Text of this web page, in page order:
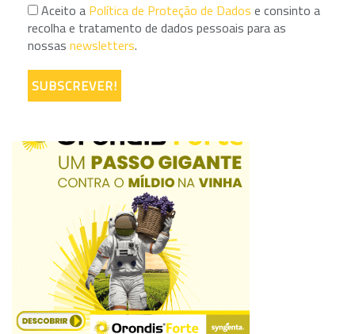
Aceito a Política de Proteção de Dados e consinto a
recolha e tratamento de dados pessoais para as
nossas newsletters.